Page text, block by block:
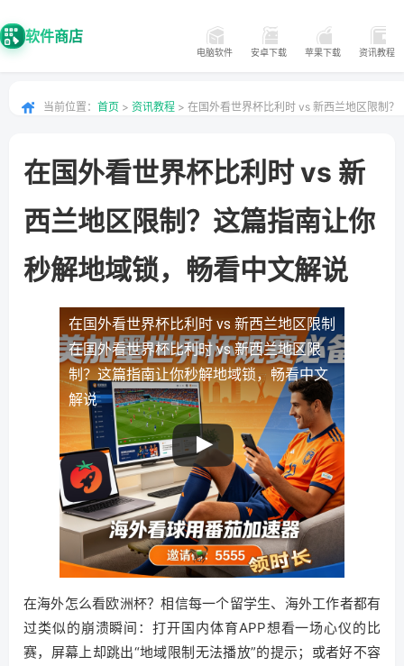
软件商店
电脑软件 安卓下载 苹果下载 资讯教程
当前位置： 首页 > 资讯教程 > 在国外看世界杯比利时 vs 新西兰地区限制？
在国外看世界杯比利时 vs 新
西兰地区限制？这篇指南让你
秒解地域锁，畅看中文解说
在国外看世界杯比利时 vs 新西兰地区限制
在国外看世界杯比利时 vs 新西兰地区限
制？这篇指南让你秒解地域锁，畅看中文
解说
在海外怎么看欧洲杯？相信每一个留学生、海外工作者都有
过类似的崩溃瞬间：打开国内体育APP想看一场心仪的比
赛，屏幕上却跳出“地域限制无法播放”的提示；或者好不容